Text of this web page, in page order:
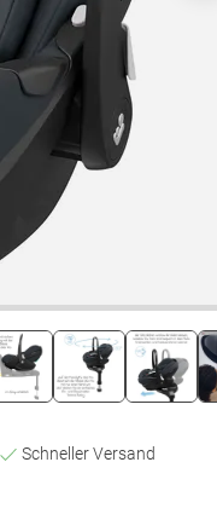
Schneller Versand